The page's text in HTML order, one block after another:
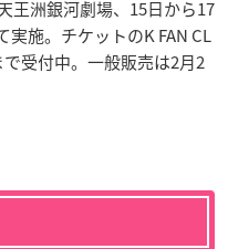
王洲銀河劇場、15日から17
施。チケットのK FAN CL
受付中。一般販売は2月2